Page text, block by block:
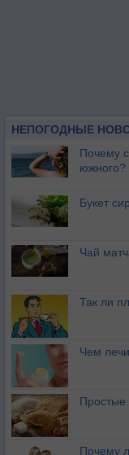
НЕПОГОДНЫЕ
Почему
южного?
Букет
Чай
Так ли
Чем
Простые
Почему